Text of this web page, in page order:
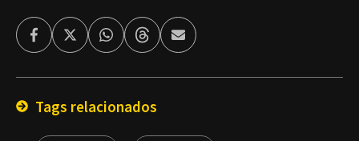
FacebookTwitterWhatsappThreadsEnviar
por
Tags relacionados